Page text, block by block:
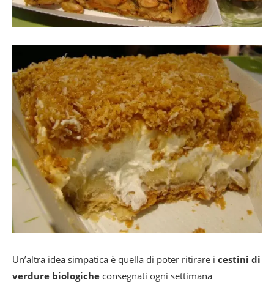
Un’altra idea simpatica è quella di poter ritirare i cestini di
verdure biologiche consegnati ogni settimana